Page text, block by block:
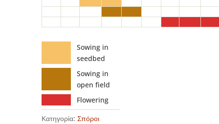
Sowing in
seedbed
Sowing in
open field
Flowering
Κατηγορία: Σπόροι